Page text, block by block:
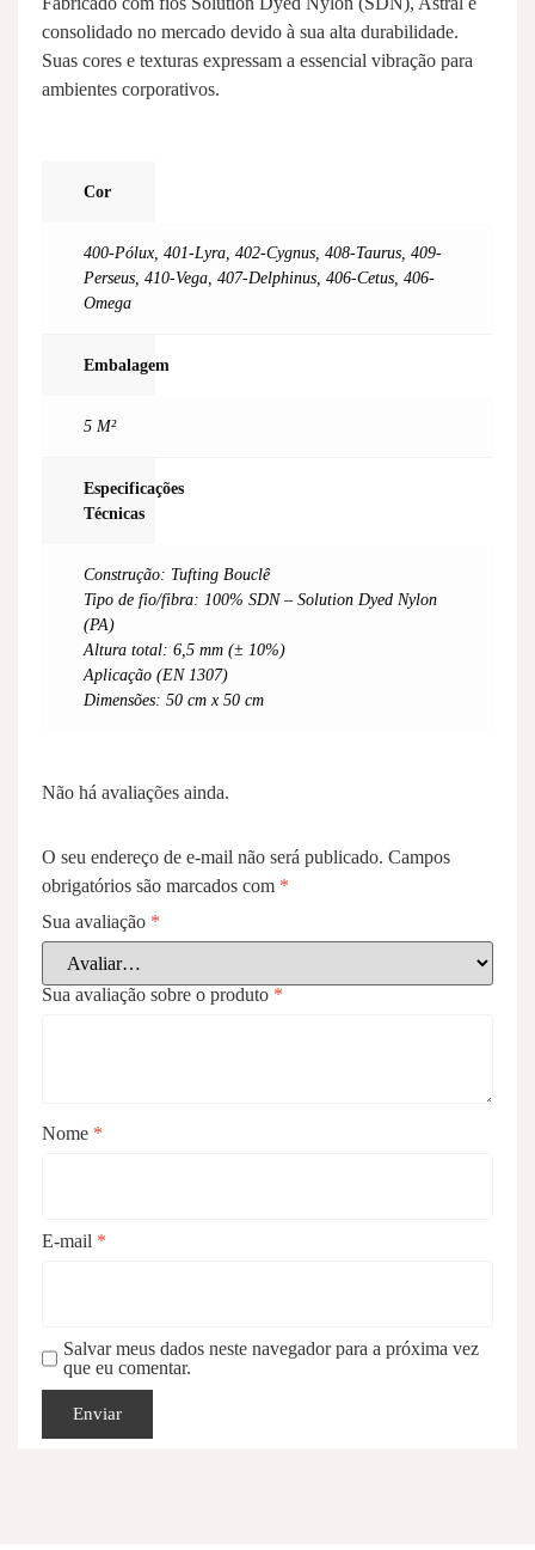
consolidado no mercado devido à sua alta durabilidade.
Suas cores e texturas expressam a essencial vibração para
ambientes corporativos.
Cor
400-Pólux 401-Lyra 402-Cygnus 408-Taurus 409-
Perseus 410-Vega 407-Delphinus 406-Cetus 406-
Omega
Embalagem
5 M²
Especificações
Técnicas
Construção: Tufting Bouclê
Tipo de fio/fibra: 100% SDN – Solution Dyed Nylon
(PA)
Altura total: 6,5 mm (± 10%)
Aplicação (EN 1307)
Dimensões: 50 cm x 50 cm
Não há avaliações ainda.
O seu endereço de e-mail não será publicado. Campos
obrigatórios são marcados com *
Sua avaliação *
Sua avaliação sobre o produto *
Nome *
E-mail *
Salvar meus dados neste navegador para a próxima vez
que eu comentar.